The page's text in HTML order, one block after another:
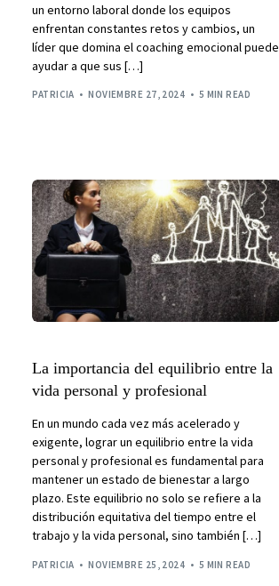
un entorno laboral donde los equipos
enfrentan constantes retos y cambios, un
líder que domina el coaching emocional puede
ayudar a que sus […]
PATRICIA NOVIEMBRE 27, 2024 5 MIN READ
La importancia del equilibrio entre la
vida personal y profesional
En un mundo cada vez más acelerado y
exigente, lograr un equilibrio entre la vida
personal y profesional es fundamental para
mantener un estado de bienestar a largo
plazo. Este equilibrio no solo se refiere a la
distribución equitativa del tiempo entre el
trabajo y la vida personal, sino también […]
PATRICIA NOVIEMBRE 25, 2024 5 MIN READ